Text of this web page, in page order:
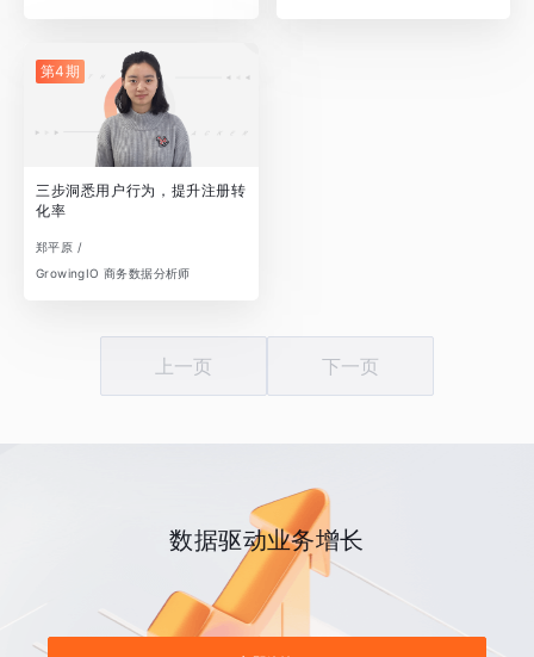
第4期
三步洞悉用户行为，提升注册转
化率
郑平原 /
GrowingIO 商务数据分析师
上一页 下一页
数据驱动业务增长